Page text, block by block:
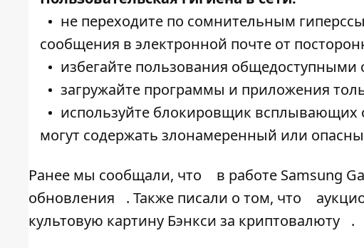
не переходите по сомнительным
сообщения в электронной почте от
избегайте пользования общедоступными
загружайте программы и приложения
используйте блокировщик всплывающих
могут содержать злонамеренный или
Ранее мы сообщали, что
в работе Samsung
обновления
. Также писали о том, что
культовую картину Бэнкси за криптовалюту
.